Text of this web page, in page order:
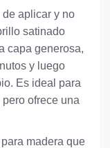
aplicar y no
satinado
capa generosa,
y luego
Es ideal para
ofrece una
madera que